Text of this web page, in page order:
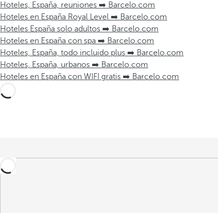
Hoteles, España, reuniones ➡️ Barcelo.com
Hoteles en España Royal Level ➡️ Barcelo.com
Hoteles España solo adultos ➡️ Barcelo.com
Hoteles en España con spa ➡️ Barcelo.com
Hoteles, España, todo incluido plus ➡️ Barcelo.com
Hoteles, España, urbanos ➡️ Barcelo.com
Hoteles en España con WIFI gratis ➡️ Barcelo.com